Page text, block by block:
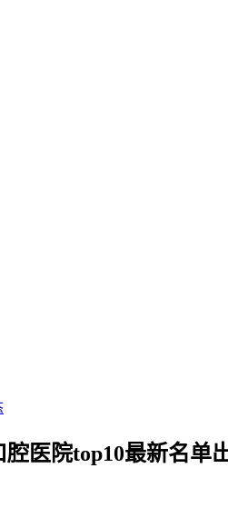
医院top10最新名单出